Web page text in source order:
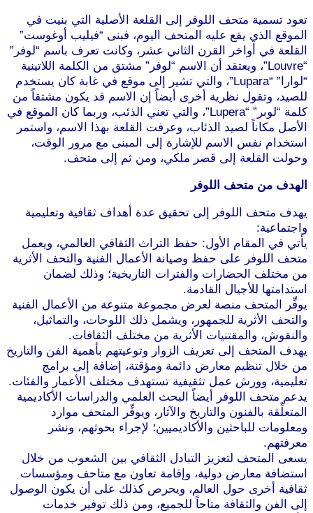
تعود تسمية متحف اللوفر إلى القلعة الأصلية التي بنيت في
الموقع الذي يقع عليه المتحف اليوم، فبنى “فيليب أوغوست”
القلعة في أواخر القرن الثاني عشر، وكانت تعرف باسم “لوفر”
“Louvre”، ويعتقد أن الاسم “لوفر” مشتق من الكلمة اللاتينية
“لوارا” “Lupara”، والتي تشير إلى موقع في غابة كان يستخدم
للصيد، وتقول نظرية أخرى أيضاً إن الاسم قد يكون مشتقاً من
كلمة “لوبر” “Lupera”، والتي تعني الذئب، وربما كان الموقع في
الأصل مكاناً لصيد الذئاب، وعرفت القلعة بهذا الاسم، واستمر
استخدام نفس الاسم للإشارة إلى المبنى مع مرور الوقت،
وحولت القلعة إلى قصر ملكي، ومن ثم إلى متحف.
الهدف من متحف اللوفر
يهدف متحف اللوفر إلى تحقيق عدة أهداف ثقافية وتعليمية
واجتماعية:
يأتي في المقام الأول: حفظ التراث الثقافي العالمي، ويعمل
متحف اللوفر على حفظ وصيانة الأعمال الفنية والتحف الأثرية
من مختلف الحضارات والفترات التاريخية؛ وذلك لضمان
استدامتها للأجيال القادمة.
يوفِّر المتحف منصة لعرض مجموعة متنوعة من الأعمال الفنية
والتحف الأثرية للجمهور، ويشمل ذلك اللوحات، والتماثيل،
والنقوش، والمقتنيات الأثرية من مختلف الثقافات.
يهدف المتحف إلى تعريف الزوار وتوعيتهم بأهمية الفن والتاريخ
من خلال تنظيم معارض دائمة ومؤقتة، إضافة إلى برامج
تعليمية، وورش عمل تثقيفية تستهدف مختلف الأعمار والفئات.
يدعم متحف اللوفر أيضاً البحث العلمي والدراسات الأكاديمية
المتعلِّقة بالفنون والتاريخ والآثار، ويوفِّر المتحف موارد
ومعلومات للباحثين والأكاديميين؛ لإجراء بحوثهم، ونشر
معرفتهم.
يسعى المتحف لتعزيز التبادل الثقافي بين الشعوب من خلال
استضافة معارض دولية، وإقامة تعاون مع متاحف ومؤسسات
ثقافية أخرى حول العالم، ويحرص كذلك على أن يكون الوصول
إلى الفن والثقافة متاحاً للجميع، ومن ذلك توفير خدمات